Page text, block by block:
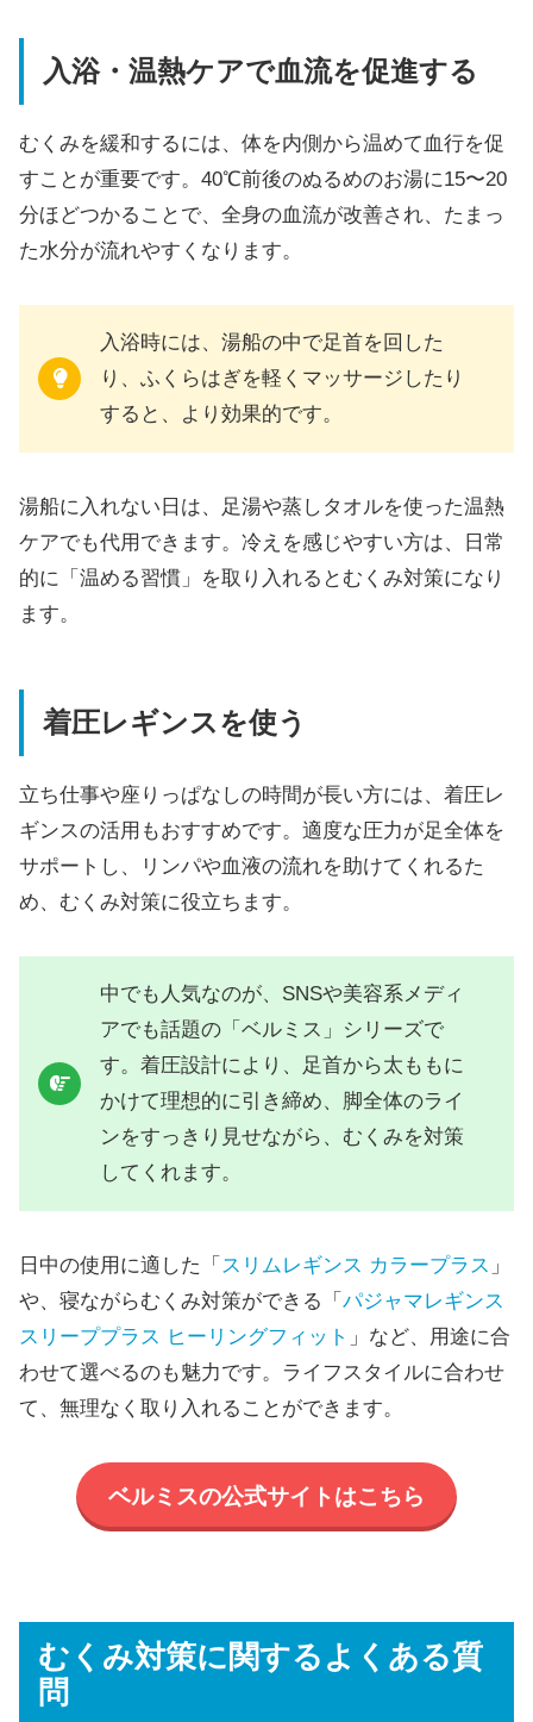
入浴・温熱ケアで血流を促進する
むくみを緩和するには、体を内側から温めて血行を促
すことが重要です。40℃前後のぬるめのお湯に15〜20
分ほどつかることで、全身の血流が改善され、たまっ
た水分が流れやすくなります。
入浴時には、湯船の中で足首を回した
り、ふくらはぎを軽くマッサージしたり
すると、より効果的です。
湯船に入れない日は、足湯や蒸しタオルを使った温熱
ケアでも代用できます。冷えを感じやすい方は、日常
的に「温める習慣」を取り入れるとむくみ対策になり
ます。
着圧レギンスを使う
立ち仕事や座りっぱなしの時間が長い方には、着圧レ
ギンスの活用もおすすめです。適度な圧力が足全体を
サポートし、リンパや血液の流れを助けてくれるた
め、むくみ対策に役立ちます。
中でも人気なのが、SNSや美容系メディ
アでも話題の「ベルミス」シリーズで
す。着圧設計により、足首から太ももに
かけて理想的に引き締め、脚全体のライ
ンをすっきり見せながら、むくみを対策
してくれます。
日中の使用に適した「 スリムレギンス カラープラス 」
や、寝ながらむくみ対策ができる「 パジャマレギンス
スリーププラス ヒーリングフィット 」など、用途に合
わせて選べるのも魅力です。ライフスタイルに合わせ
て、無理なく取り入れることができます。
ベルミスの公式サイトはこちら
むくみ対策に関するよくある質
問